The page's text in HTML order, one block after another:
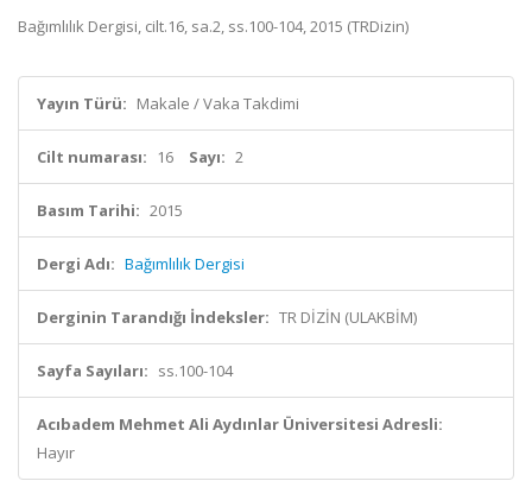
Bağımlılık Dergisi, cilt.16, sa.2, ss.100-104, 2015 (TRDizin)
Yayın Türü: Makale / Vaka Takdimi
Cilt numarası: 16 Sayı: 2
Basım Tarihi: 2015
Dergi Adı: Bağımlılık Dergisi
Derginin Tarandığı İndeksler: TR DİZİN (ULAKBİM)
Sayfa Sayıları: ss.100-104
Acıbadem Mehmet Ali Aydınlar Üniversitesi Adresli:
Hayır